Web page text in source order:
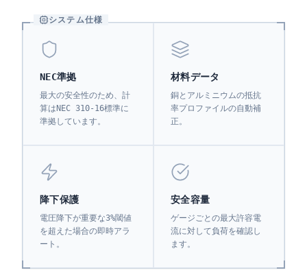
システム仕様
NEC準拠
最大の安全性のため、計
算はNEC 310-16標準に
準拠しています。
材料データ
銅とアルミニウムの抵抗
率プロファイルの自動補
正。
降下保護
電圧降下が重要な3%閾値
を超えた場合の即時アラ
ート。
安全容量
ゲージごとの最大許容電
流に対して負荷を確認し
ます。